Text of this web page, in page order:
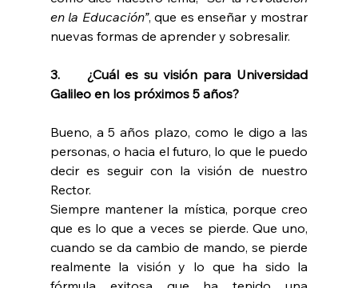
en la Educación”, que es enseñar y mostrar
nuevas formas de aprender y sobresalir.
3.     ¿Cuál es su visión para Universidad
Galileo en los próximos 5 años?
Bueno, a 5 años plazo, como le digo a las
personas, o hacia el futuro, lo que le puedo
decir es seguir con la visión de nuestro
Rector.
Siempre mantener la mística, porque creo
que es lo que a veces se pierde. Que uno,
cuando se da cambio de mando, se pierde
realmente la visión y lo que ha sido la